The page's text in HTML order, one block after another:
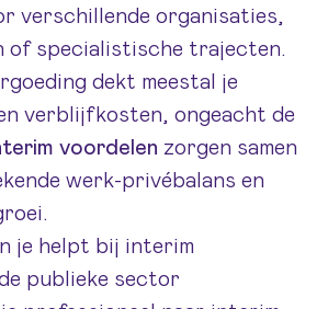
verschillende organisaties,
of specialistische trajecten.
dekt meestal je
verblijfkosten, ongeacht de
voordelen zorgen samen
werk-privébalans en
je helpt bij interim
publieke sector